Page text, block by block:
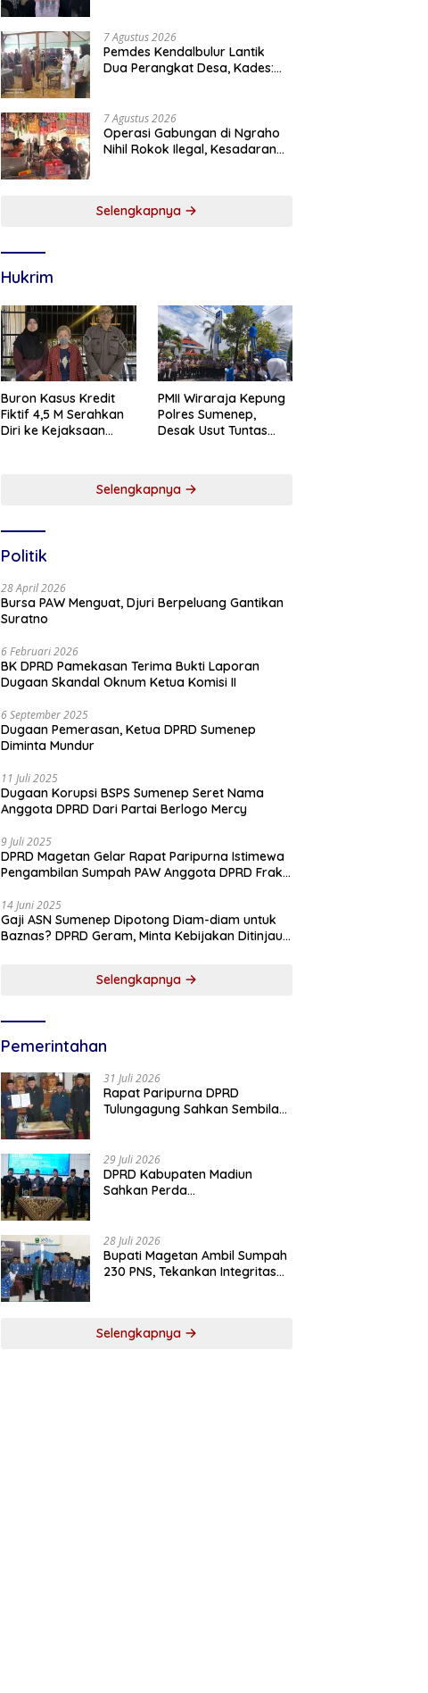
7 Agustus 2026
Pemdes Kendalbulur Lantik
Dua Perangkat Desa, Kades:
7 Agustus 2026
Operasi Gabungan di Ngraho
Nihil Rokok Ilegal, Kesadaran
Selengkapnya
Hukrim
Buron Kasus Kredit
Fiktif 4,5 M Serahkan
Diri ke Kejaksaan
PMII Wiraraja Kepung
Polres Sumenep,
Desak Usut Tuntas
Selengkapnya
Politik
28 April 2026
Bursa PAW Menguat, Djuri Berpeluang Gantikan
Suratno
6 Februari 2026
BK DPRD Pamekasan Terima Bukti Laporan
Dugaan Skandal Oknum Ketua Komisi II
6 September 2025
Dugaan Pemerasan, Ketua DPRD Sumenep
Diminta Mundur
11 Juli 2025
Dugaan Korupsi BSPS Sumenep Seret Nama
Anggota DPRD Dari Partai Berlogo Mercy
9 Juli 2025
DPRD Magetan Gelar Rapat Paripurna Istimewa
Pengambilan Sumpah PAW Anggota DPRD Fraksi
14 Juni 2025
Gaji ASN Sumenep Dipotong Diam-diam untuk
Baznas? DPRD Geram, Minta Kebijakan Ditinjau
Selengkapnya
Pemerintahan
31 Juli 2026
Rapat Paripurna DPRD
Tulungagung Sahkan Sembilan
29 Juli 2026
DPRD Kabupaten Madiun
Sahkan Perda
Agenda Prioritas
28 Juli 2026
Bupati Magetan Ambil Sumpah
230 PNS, Tekankan Integritas
Selengkapnya